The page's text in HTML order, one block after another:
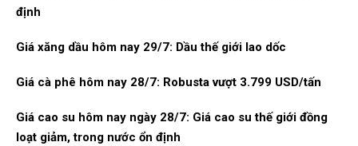
định
Giá xăng dầu hôm nay 29/7: Dầu thế giới lao dốc
Giá cà phê hôm nay 28/7: Robusta vượt 3.799 USD/tấn
Giá cao su hôm nay ngày 28/7: Giá cao su thế giới đồng
loạt giảm, trong nước ổn định